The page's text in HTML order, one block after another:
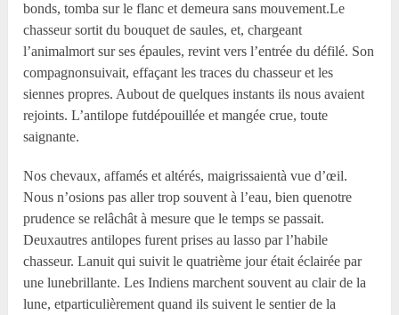
bonds, tomba sur le flanc et demeura sans mouvement.Le
chasseur sortit du bouquet de saules, et, chargeant
l’animalmort sur ses épaules, revint vers l’entrée du défilé. Son
compagnonsuivait, effaçant les traces du chasseur et les
siennes propres. Aubout de quelques instants ils nous avaient
rejoints. L’antilope futdépouillée et mangée crue, toute
saignante.
Nos chevaux, affamés et altérés, maigrissaientà vue d’œil.
Nous n’osions pas aller trop souvent à l’eau, bien quenotre
prudence se relâchât à mesure que le temps se passait.
Deuxautres antilopes furent prises au lasso par l’habile
chasseur. Lanuit qui suivit le quatrième jour était éclairée par
une lunebrillante. Les Indiens marchent souvent au clair de la
lune, etparticulièrement quand ils suivent le sentier de la